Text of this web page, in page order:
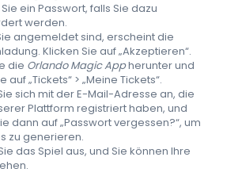
ein Passwort, falls Sie dazu
werden.
angemeldet sind, erscheint die
Klicken Sie auf „Akzeptieren“.
die Orlando Magic Appherunter und
auf „Tickets“ > „Meine Tickets“.
sich mit der E-Mail-Adresse an, die
Plattform registriert haben, und
dann auf „Passwort vergessen?“, um
zu generieren.
das Spiel aus, und Sie können Ihre